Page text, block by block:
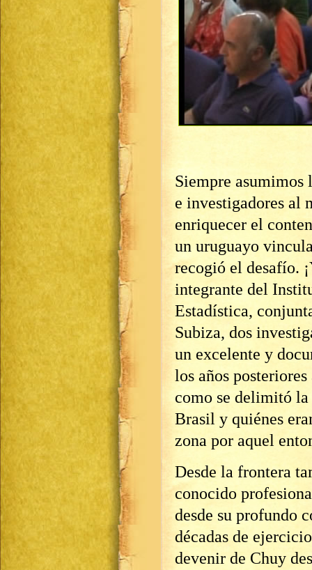
Siempre
e investigadores al
enriquecer el
un uruguayo
recogió el desafío.
integrante del
Estadística,
Subiza, dos
un excelente y
los años
como se delimitó
Brasil y quiénes
zona por aquel
Desde la frontera
conocido
desde su profundo
décadas de
devenir de Chuy